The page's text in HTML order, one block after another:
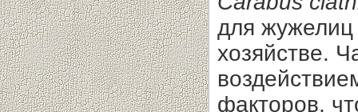
для жужелиц
хозяйстве.
факторов,